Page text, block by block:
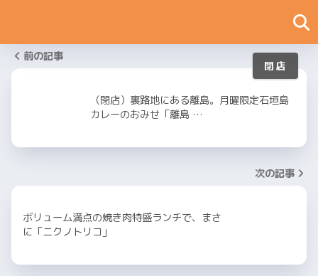
前の記事
（閉店）裏路地にある離島。月曜限定石垣島
カレーのおみせ「離島 …
次の記事
ボリューム満点の焼き肉特盛ランチで、まさ
に「ニクノトリコ」